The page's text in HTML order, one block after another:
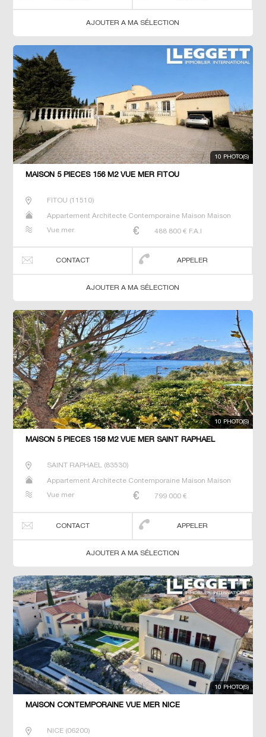
AJOUTER A MA SÉLECTION
10 PHOTO(S)
MAISON 5 PIECES 156 M2 VUE MER FITOU
FITOU (11510)
Appartement Architecte Contemporaine Maison Maison
Vue mer
488 800 € F.A.I
CONTACT APPELER
AJOUTER A MA SÉLECTION
10 PHOTO(S)
MAISON 5 PIECES 158 M2 VUE MER SAINT RAPHAEL
SAINT RAPHAEL(83530)
Appartement Architecte Contemporaine Maison Maison
Vue mer
799 000 €
CONTACT APPELER
AJOUTER A MA SÉLECTION
10 PHOTO(S)
MAISON CONTEMPORAINE VUE MER NICE
NICE(06200)